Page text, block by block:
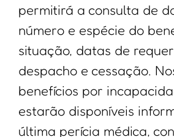
permitirá a consulta de
número e espécie do
situação, datas de
despacho e cessação.
benefícios por
estarão disponíveis
última perícia médica,